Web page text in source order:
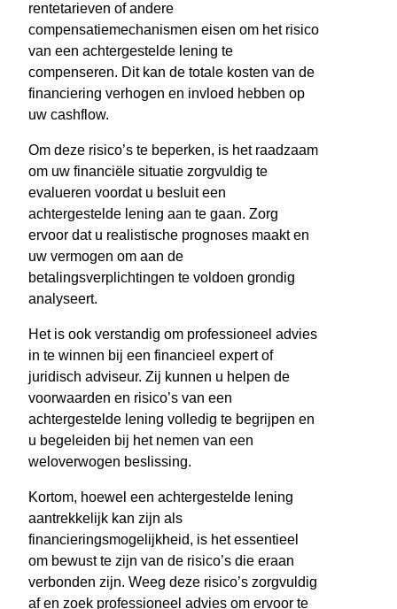
rentetarieven of andere
compensatiemechanismen eisen om het risico
van een achtergestelde lening te
compenseren. Dit kan de totale kosten van de
financiering verhogen en invloed hebben op
uw cashflow.
Om deze risico’s te beperken, is het raadzaam
om uw financiële situatie zorgvuldig te
evalueren voordat u besluit een
achtergestelde lening aan te gaan. Zorg
ervoor dat u realistische prognoses maakt en
uw vermogen om aan de
betalingsverplichtingen te voldoen grondig
analyseert.
Het is ook verstandig om professioneel advies
in te winnen bij een financieel expert of
juridisch adviseur. Zij kunnen u helpen de
voorwaarden en risico’s van een
achtergestelde lening volledig te begrijpen en
u begeleiden bij het nemen van een
weloverwogen beslissing.
Kortom, hoewel een achtergestelde lening
aantrekkelijk kan zijn als
financieringsmogelijkheid, is het essentieel
om bewust te zijn van de risico’s die eraan
verbonden zijn. Weeg deze risico’s zorgvuldig
af en zoek professioneel advies om ervoor te